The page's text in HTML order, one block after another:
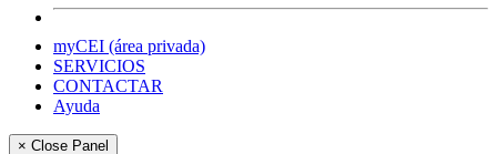
myCEI (área privada)
SERVICIOS
CONTACTAR
Ayuda
× Close Panel